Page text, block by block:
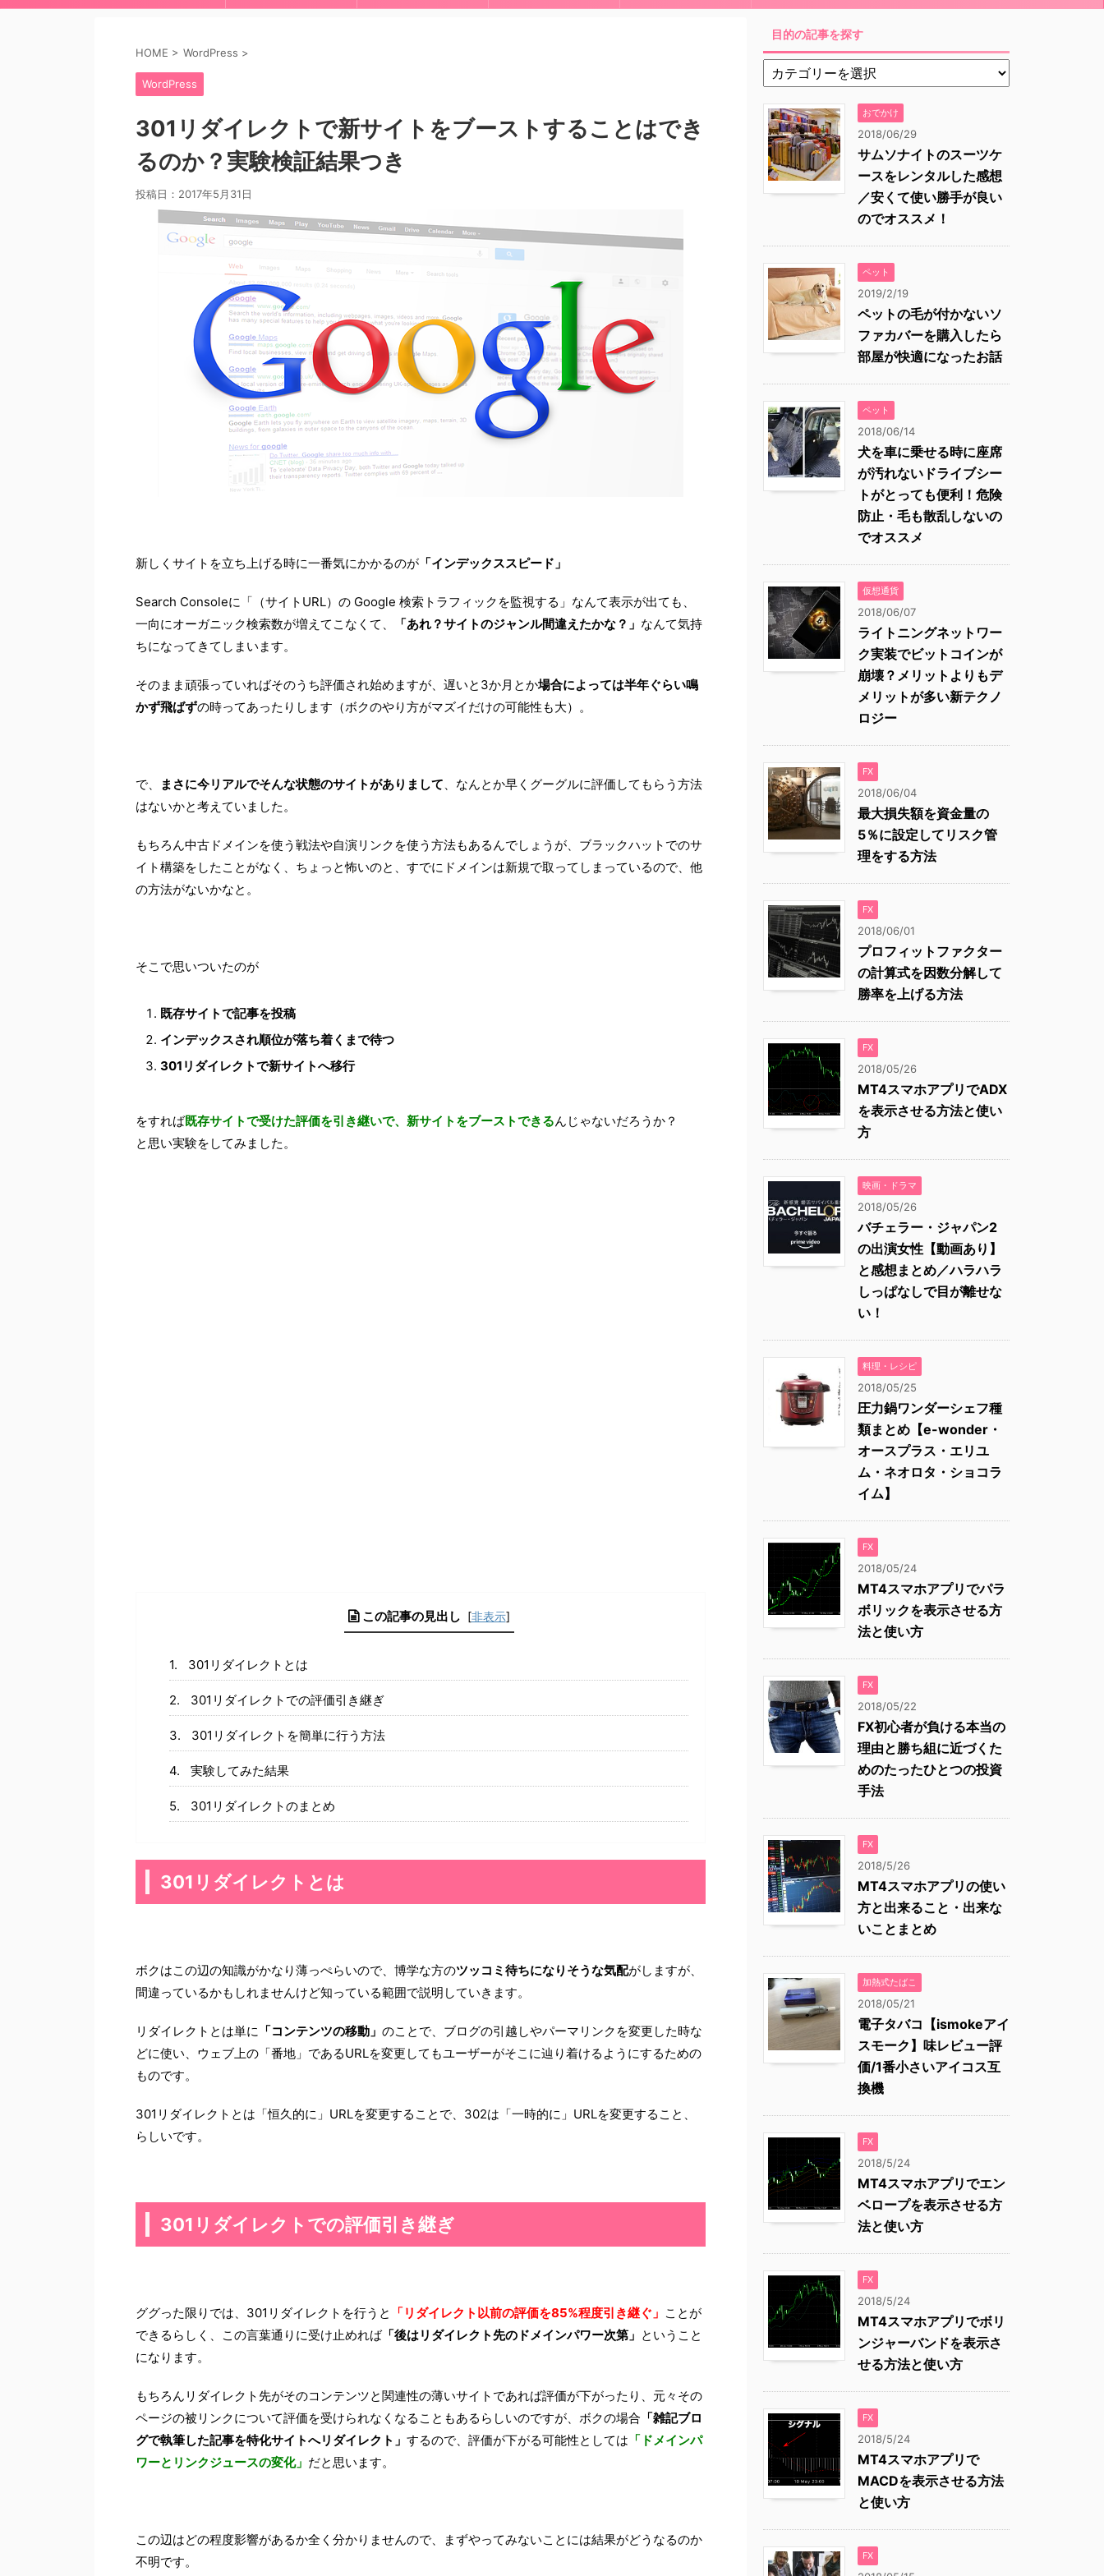
HOME > WordPress >
WordPress
301リダイレクトで新サイトをブーストすることはでき
るのか？実験検証結果つき
投稿日： 2017年5月31日
新しくサイトを立ち上げる時に一番気にかかるのが 「インデックススピード」
Search Consoleに「（サイトURL）の Google 検索トラフィックを監視する」なんて表示が出ても、
一向にオーガニック検索数が増えてこなくて、
「あれ？サイトのジャンル間違えたかな？」 なんて気持
ちになってきてしまいます。
そのまま頑張っていればそのうち評価され始めますが、遅いと3か月とか場合によっては半年ぐらい鳴
かず飛ばずの時ってあったりします（ボクのやり方がマズイだけの可能性も大）。
で、 まさに今リアルでそんな状態のサイトがありまして、なんとか早くグーグルに評価してもらう方法
はないかと考えていました。
もちろん中古ドメインを使う戦法や自演リンクを使う方法もあるんでしょうが、ブラックハットでのサ
イト構築をしたことがなく、ちょっと怖いのと、すでにドメインは新規で取ってしまっているので、他
の方法がないかなと。
そこで思いついたのが
既存サイトで記事を投稿
インデックスされ順位が落ち着くまで待つ
301リダイレクトで新サイトへ移行
をすれば既存サイトで受けた評価を引き継いで、新サイトをブーストできるんじゃないだろうか？
と思い実験をしてみました。
この記事の見出し [非表示]
301リダイレクトとは
301リダイレクトでの評価引き継ぎ
301リダイレクトを簡単に行う方法
実験してみた結果
301リダイレクトのまとめ
301リダイレクトとは
ボクはこの辺の知識がかなり薄っぺらいので、博学な方のツッコミ待ちになりそうな気配がしますが、
間違っているかもしれませんけど知っている範囲で説明していきます。
リダイレクトとは単に 「コンテンツの移動」 のことで、ブログの引越しやパーマリンクを変更した時な
どに使い、ウェブ上の「番地」であるURLを変更してもユーザーがそこに辿り着けるようにするための
ものです。
301リダイレクトとは「恒久的に」URLを変更することで、302は「一時的に」URLを変更すること、
らしいです。
301リダイレクトでの評価引き継ぎ
ググった限りでは、301リダイレクトを行うと 「リダイレクト以前の評価を85%程度引き継ぐ」 ことが
できるらしく、この言葉通りに受け止めれば「後はリダイレクト先のドメインパワー次第」 ということ
になります。
もちろんリダイレクト先がそのコンテンツと関連性の薄いサイトであれば評価が下がったり、元々その
ページの被リンクについて評価を受けられなくなることもあるらしいのですが、ボクの場合 「雑記ブロ
グで執筆した記事を特化サイトへリダイレクト」 するので、評価が下がる可能性としては 「ドメインパ
ワーとリンクジュースの変化」 だと思います。
この辺はどの程度影響があるか全く分かりませんので、まずやってみないことには結果がどうなるのか
不明です。
目的の記事を探す
おでかけ
2018/06/29
サムソナイトのスーツケ
ースをレンタルした感想
／安くて使い勝手が良い
のでオススメ！
ペット
2019/2/19
ペットの毛が付かないソ
ファカバーを購入したら
部屋が快適になったお話
ペット
2018/06/14
犬を車に乗せる時に座席
が汚れないドライブシー
トがとっても便利！危険
防止・毛も散乱しないの
でオススメ
仮想通貨
2018/06/07
ライトニングネットワー
ク実装でビットコインが
崩壊？メリットよりもデ
メリットが多い新テクノ
ロジー
FX
2018/06/04
最大損失額を資金量の
5％に設定してリスク管
理をする方法
FX
2018/06/01
プロフィットファクター
の計算式を因数分解して
勝率を上げる方法
FX
2018/05/26
MT4スマホアプリでADX
を表示させる方法と使い
方
映画・ドラマ
2018/05/26
バチェラー・ジャパン2
の出演女性【動画あり】
と感想まとめ／ハラハラ
しっぱなしで目が離せな
い！
料理・レシピ
2018/05/25
圧力鍋ワンダーシェフ種
類まとめ【e-wonder・
オースプラス・エリユ
ム・ネオロタ・ショコラ
イム】
FX
2018/05/24
MT4スマホアプリでパラ
ボリックを表示させる方
法と使い方
FX
2018/05/22
FX初心者が負ける本当の
理由と勝ち組に近づくた
めのたったひとつの投資
手法
FX
2018/5/26
MT4スマホアプリの使い
方と出来ること・出来な
いことまとめ
加熱式たばこ
2018/05/21
電子タバコ【ismokeアイ
スモーク】味レビュー評
価/1番小さいアイコス互
換機
FX
2018/5/24
MT4スマホアプリでエン
ベロープを表示させる方
法と使い方
FX
2018/5/24
MT4スマホアプリでボリ
ンジャーバンドを表示さ
せる方法と使い方
FX
2018/5/24
MT4スマホアプリで
MACDを表示させる方法
と使い方
FX